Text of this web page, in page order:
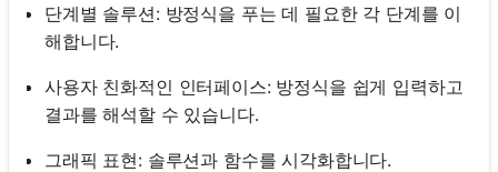
단계별 솔루션: 방정식을 푸는 데 필요한 각 단계를 이
해합니다.
사용자 친화적인 인터페이스: 방정식을 쉽게 입력하고
결과를 해석할 수 있습니다.
그래픽 표현: 솔루션과 함수를 시각화합니다.